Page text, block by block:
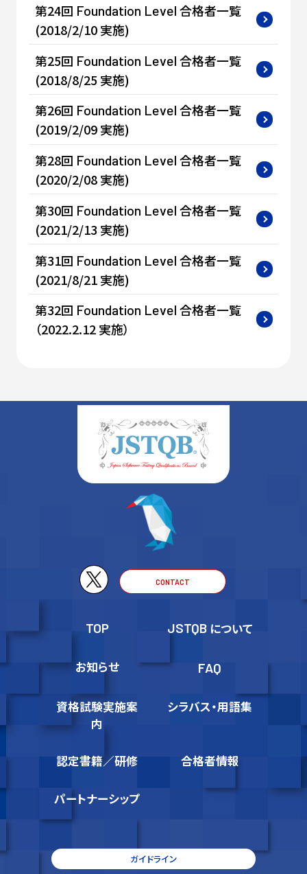
第24回 Foundation Level 合格者一覧
(2018/2/10 実施)
第25回 Foundation Level 合格者一覧
(2018/8/25 実施)
第26回 Foundation Level 合格者一覧
(2019/2/09 実施)
第28回 Foundation Level 合格者一覧
(2020/2/08 実施)
第30回 Foundation Level 合格者一覧
(2021/2/13 実施)
第31回 Foundation Level 合格者一覧
(2021/8/21 実施)
第32回 Foundation Level 合格者一覧
（2022.2.12 実施）
CONTACT
TOP JSTQB について
お知らせ FAQ
資格試験実施案
内
シラバス・用語集
認定書籍／研修 合格者情報
パートナーシップ
ガイドライン